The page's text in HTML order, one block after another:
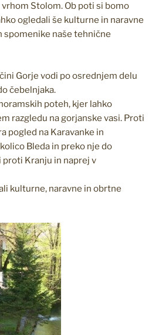
Stolom. Ob poti si bomo
ogledali še kulturne in naravne
spomenike naše tehnične
Gorje vodi po osrednjem delu
čebelnjaka.
poteh, kjer lahko
razgledu na gorjanske vasi. Proti
pogled na Karavanke in
Bleda in preko nje do
proti Kranju in naprej v
kulturne, naravne in obrtne